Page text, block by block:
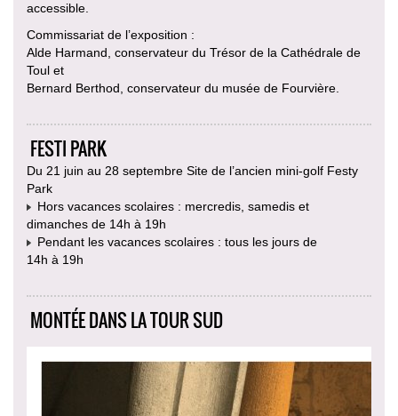
accessible.
Commissariat de l’exposition :
Alde Harmand, conservateur du Trésor de la Cathédrale de
Toul et
Bernard Berthod, conservateur du musée de Fourvière.
FESTI PARK
Du 21 juin au 28 septembre Site de l’ancien mini-golf Festy
Park
Hors vacances scolaires : mercredis, samedis et
dimanches de 14h à 19h
Pendant les vacances scolaires : tous les jours de
14h à 19h
MONTÉE DANS LA TOUR SUD